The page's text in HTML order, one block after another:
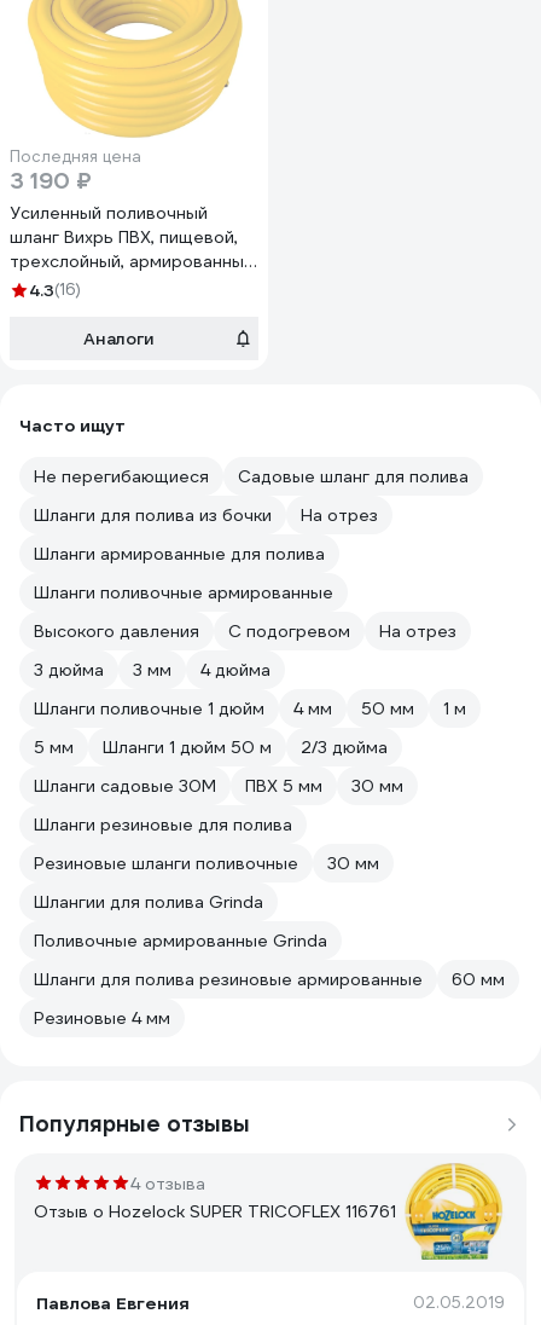
Последняя цена
3 190 ₽
Усиленный поливочный
шланг Вихрь ПВХ, пищевой,
трехслойный, армированный,
1", 25 м, жёлтый 73/7/2/34
4.3(16)
Аналоги
Часто ищут
Не перегибающиеся
Садовые шланг для полива
Шланги для полива из бочки
На отрез
Шланги армированные для полива
Шланги поливочные армированные
Высокого давления
С подогревом
На отрез
3 дюйма
3 мм
4 дюйма
Шланги поливочные 1 дюйм
4 мм 50 мм
1 м
5 мм
Шланги 1 дюйм 50 м
2/3 дюйма
Шланги садовые 30М
ПВХ 5 мм
30 мм
Шланги резиновые для полива
Резиновые шланги поливочные
30 мм
Шлангии для полива Grinda
Поливочные армированные Grinda
Шланги для полива резиновые армированные
60 мм
Резиновые 4 мм
Популярные отзывы
4 отзыва
Отзыв о Hozelock SUPER TRICOFLEX 116761
Павлова Евгения 02.05.2019